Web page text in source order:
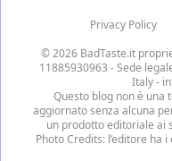
Privacy Policy
© 2026 BadTaste.it
11885930963 - Sede
Italy -
Questo blog non è una
aggiornato senza alcuna
un prodotto editoriale ai
Photo Credits: l’editore